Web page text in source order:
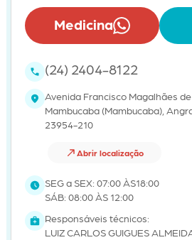
Medicina
(24) 2404-8122
Avenida Francisco Magalhães
Mambucaba (Mambucaba),
23954-210
Abrir localização
SEG a SEX: 07:00 ÀS18:00
SÁB: 08:00 ÀS 12:00
Responsáveis técnicos:
LUIZ CARLOS GUIGUES